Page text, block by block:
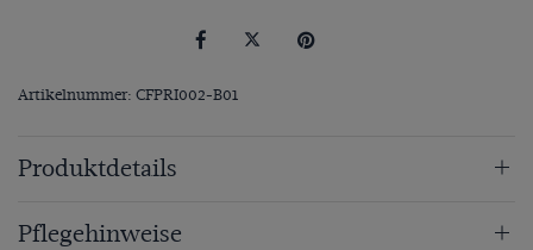
Artikelnummer: CFPRI002-B01
Produktdetails
Pflegehinweise